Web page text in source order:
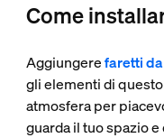
Come
Aggiungerefaretti
gli elementi di
atmosfera per
guarda il tuo spazio